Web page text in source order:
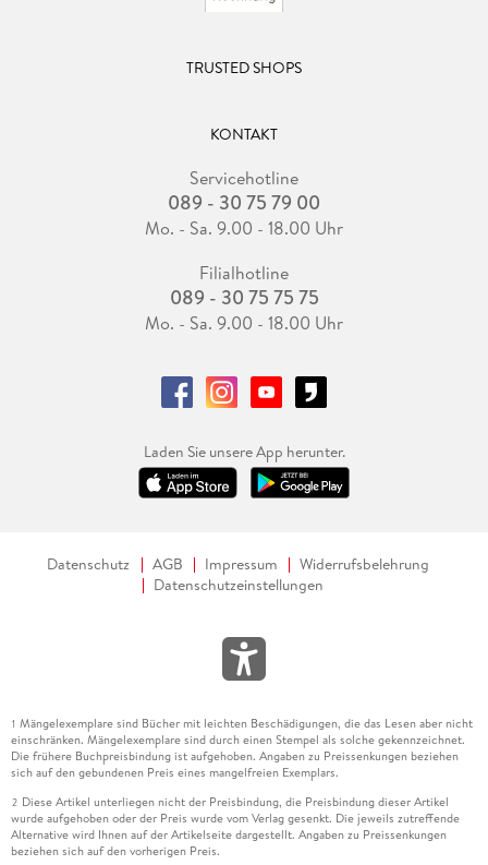
TRUSTED SHOPS
KONTAKT
Servicehotline
089 - 30 75 79 00
Mo. - Sa. 9.00 - 18.00 Uhr
Filialhotline
089 - 30 75 75 75
Mo. - Sa. 9.00 - 18.00 Uhr
Laden Sie unsere App herunter.
Datenschutz AGB Impressum
Widerrufsbelehrung
Datenschutzeinstellungen
1 Mängelexemplare sind Bücher mit leichten Beschädigungen, die das Lesen aber nicht
einschränken. Mängelexemplare sind durch einen Stempel als solche gekennzeichnet.
Die frühere Buchpreisbindung ist aufgehoben. Angaben zu Preissenkungen beziehen
sich auf den gebundenen Preis eines mangelfreien Exemplars.
2 Diese Artikel unterliegen nicht der Preisbindung, die Preisbindung dieser Artikel
wurde aufgehoben oder der Preis wurde vom Verlag gesenkt. Die jeweils zutreffende
Alternative wird Ihnen auf der Artikelseite dargestellt. Angaben zu Preissenkungen
beziehen sich auf den vorherigen Preis.